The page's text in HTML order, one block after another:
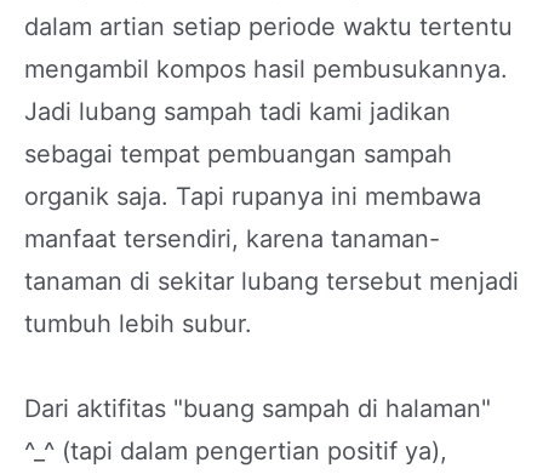
dalam artian setiap periode waktu tertentu
mengambil kompos hasil pembusukannya.
Jadi lubang sampah tadi kami jadikan
sebagai tempat pembuangan sampah
organik saja. Tapi rupanya ini membawa
manfaat tersendiri, karena tanaman-
tanaman di sekitar lubang tersebut menjadi
tumbuh lebih subur.
Dari aktifitas "buang sampah di halaman"
^_^ (tapi dalam pengertian positif ya),